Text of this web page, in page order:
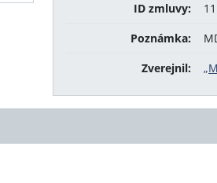
ID zmluvy:
Poznámka:
Zverejnil: